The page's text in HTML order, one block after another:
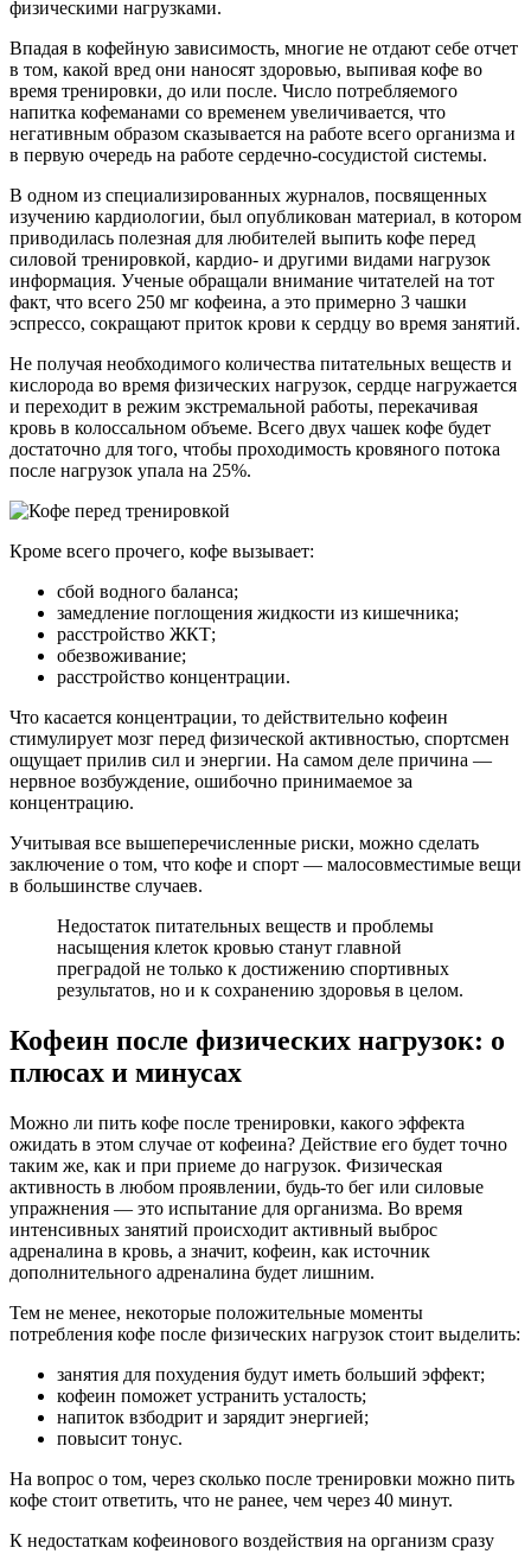
физическими нагрузками.
Впадая в кофейную зависимость, многие не отдают себе отчет
в том, какой вред они наносят здоровью, выпивая кофе во
время тренировки, до или после. Число потребляемого
напитка кофеманами со временем увеличивается, что
негативным образом сказывается на работе всего организма и
в первую очередь на работе сердечно-сосудистой системы.
В одном из специализированных журналов, посвященных
изучению кардиологии, был опубликован материал, в котором
приводилась полезная для любителей выпить кофе перед
силовой тренировкой, кардио- и другими видами нагрузок
информация. Ученые обращали внимание читателей на тот
факт, что всего 250 мг кофеина, а это примерно 3 чашки
эспрессо, сокращают приток крови к сердцу во время занятий.
Не получая необходимого количества питательных веществ и
кислорода во время физических нагрузок, сердце нагружается
и переходит в режим экстремальной работы, перекачивая
кровь в колоссальном объеме. Всего двух чашек кофе будет
достаточно для того, чтобы проходимость кровяного потока
после нагрузок упала на 25%.
Кроме всего прочего, кофе вызывает:
сбой водного баланса;
замедление поглощения жидкости из кишечника;
расстройство ЖКТ;
обезвоживание;
расстройство концентрации.
Что касается концентрации, то действительно кофеин
стимулирует мозг перед физической активностью, спортсмен
ощущает прилив сил и энергии. На самом деле причина —
нервное возбуждение, ошибочно принимаемое за
концентрацию.
Учитывая все вышеперечисленные риски, можно сделать
заключение о том, что кофе и спорт — малосовместимые вещи
в большинстве случаев.
Недостаток питательных веществ и проблемы
насыщения клеток кровью станут главной
преградой не только к достижению спортивных
результатов, но и к сохранению здоровья в целом.
Кофеин после физических нагрузок: о
плюсах и минусах
Можно ли пить кофе после тренировки, какого эффекта
ожидать в этом случае от кофеина? Действие его будет точно
таким же, как и при приеме до нагрузок. Физическая
активность в любом проявлении, будь-то бег или силовые
упражнения — это испытание для организма. Во время
интенсивных занятий происходит активный выброс
адреналина в кровь, а значит, кофеин, как источник
дополнительного адреналина будет лишним.
Тем не менее, некоторые положительные моменты
потребления кофе после физических нагрузок стоит выделить:
занятия для похудения будут иметь больший эффект;
кофеин поможет устранить усталость;
напиток взбодрит и зарядит энергией;
повысит тонус.
На вопрос о том, через сколько после тренировки можно пить
кофе стоит ответить, что не ранее, чем через 40 минут.
К недостаткам кофеинового воздействия на организм сразу